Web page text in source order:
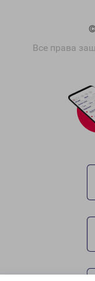
Все права